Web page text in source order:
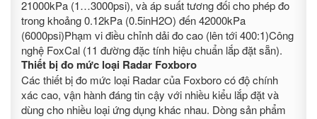
21000kPa (1…3000psi), và áp suất tương đối cho phép đo
trong khoảng 0.12kPa (0.5inH2O) đến 42000kPa
(6000psi)Phạm vi điều chỉnh dải đo cao (lên tới 400:1)Công
nghệ FoxCal (11 đường đặc tính hiệu chuẩn lắp đặt sẵn).
Thiết bị đo mức loại Radar Foxboro
Các thiết bị đo mức loại Radar của Foxboro có độ chính
xác cao, vận hành đáng tin cậy với nhiều kiểu lắp đặt và
dùng cho nhiều loại ứng dụng khác nhau. Dòng sản phẩm